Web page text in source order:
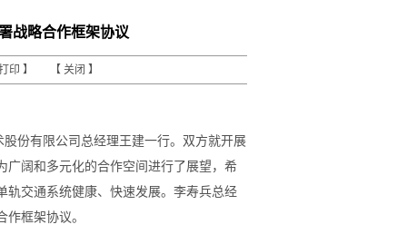
战略合作框架协议
印 】 【 关闭 】
份有限公司总经理王建一行。双方就开展
广阔和多元化的合作空间进行了展望，希
轨交通系统健康、快速发展。李寿兵总经
框架协议。